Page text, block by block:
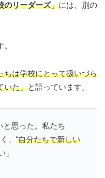
のリーダーズ」には、別の
。
ちは学校にとって扱いづら
いた」と語っています。
と思った。私たち
、 “自分たちで新しい
」